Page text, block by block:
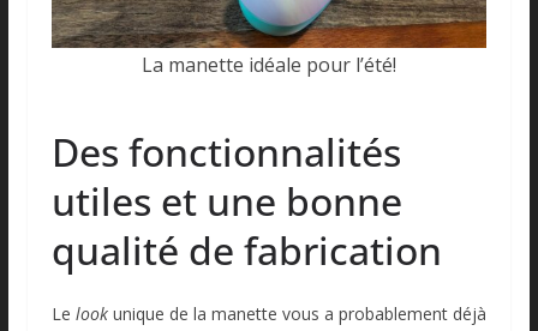
La manette idéale pour l’été!
Des fonctionnalités
utiles et une bonne
qualité de fabrication
Le lookunique de la manette vous a probablement déjà